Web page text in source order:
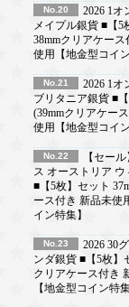
No.20
2026 1オ
メイプル銀貨 ■【5
38mmクリアケー
使用【地金型コイン
No.21
2026 1オ
ブリタニア銀貨 ■
(39mmクリアケー
使用【地金型コイン
No.22
【セー
ス オーストリア ウ
■【5枚】セット
ース付き 新品未使
イン特集】
No.23
2026 30
ンダ銀貨 ■【5枚】
クリアケース付き
【地金型コイン特集